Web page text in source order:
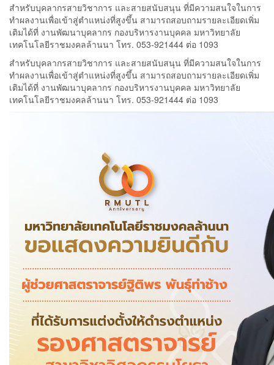
สำหรับบุคลากรสายวิชาการ และสายสนับสนุน ที่มีความสนใจในการ
ทำผลงานเพื่อเข้าสู่ตำแหน่งที่สูงขึ้น สามารถสอบถามรายละเอียดเพิ่ม
เติมได้ที่ งานพัฒนาบุคลากร กองบริหารงานบุคคล มหาวิทยาลัย
เทคโนโลยีราชมงคลล้านนา โทร. 053-921444 ต่อ 1093
สำหรับบุคลากรสายวิชาการ และสายสนับสนุน ที่มีความสนใจในการ
ทำผลงานเพื่อเข้าสู่ตำแหน่งที่สูงขึ้น สามารถสอบถามรายละเอียดเพิ่ม
เติมได้ที่ งานพัฒนาบุคลากร กองบริหารงานบุคคล มหาวิทยาลัย
เทคโนโลยีราชมงคลล้านนา โทร. 053-921444 ต่อ 1093